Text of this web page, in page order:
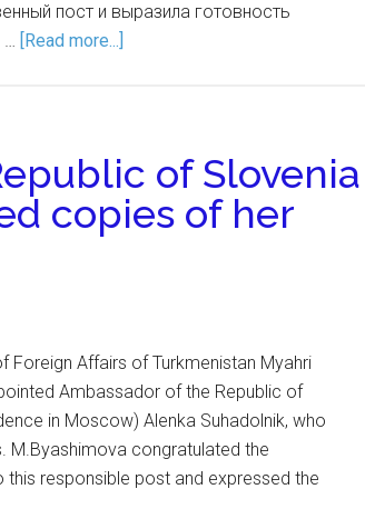
пост и выразила готовность
… [Read more...]
of Slovenia
copies of her
Foreign Affairs of Turkmenistan Myahri
Ambassador of the Republic of
in Moscow) Alenka Suhadolnik, who
M.Byashimova congratulated the
responsible post and expressed the